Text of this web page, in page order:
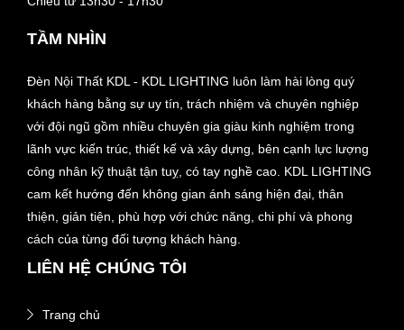
TẦM NHÌN
Đèn Nội Thất KDL - KDL LIGHTING luôn làm hài lòng quý
khách hàng bằng sự uy tín, trách nhiệm và chuyên nghiệp
với đội ngũ gồm nhiều chuyên gia giàu kinh nghiệm trong
lãnh vực kiến trúc, thiết kế và xây dựng, bên cạnh lực lượng
công nhân kỹ thuật tận tuỵ, có tay nghề cao. KDL LIGHTING
cam kết hướng đến không gian ánh sáng hiện đại, thân
thiện, giản tiện, phù hợp với chức năng, chi phí và phong
cách của từng đối tượng khách hàng.
LIÊN HỆ CHÚNG TÔI
Trang chủ